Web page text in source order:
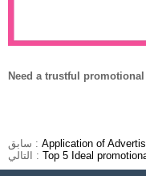
Need a trustful
سابق : Application of
التالي : Top 5 Ideal